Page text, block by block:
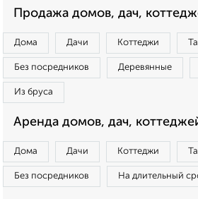
Продажа домов, дач,
Дома Дачи Коттеджи
Без посредников Деревянные
Из бруса
Аренда домов, дач,
Дома Дачи Коттеджи
Без посредников На длительный